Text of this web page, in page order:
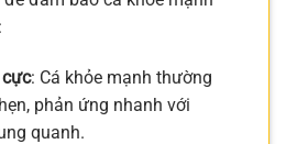
: Cá khỏe mạnh thường
phản ứng nhanh với
quanh.